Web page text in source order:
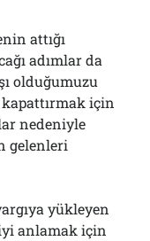
attığı
adımlar da
olduğumuzu
için
nedeniyle
gelenleri
yükleyen
anlamak için